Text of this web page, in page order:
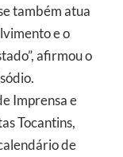
também atua
e o
afirmou o
Imprensa e
Tocantins,
de